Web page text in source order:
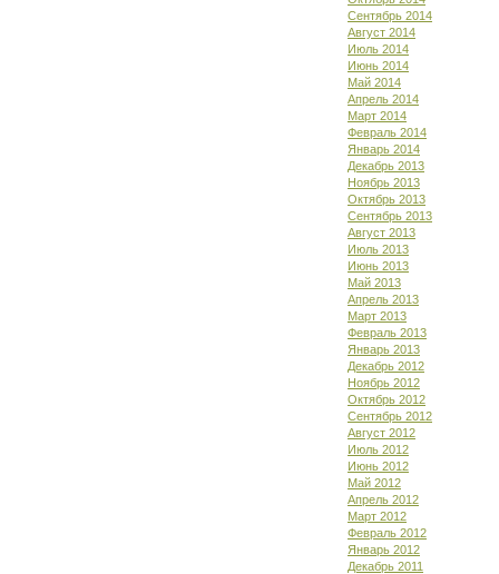
Сентябрь 2014
Август 2014
Июль 2014
Июнь 2014
Май 2014
Апрель 2014
Март 2014
Февраль 2014
Январь 2014
Декабрь 2013
Ноябрь 2013
Октябрь 2013
Сентябрь 2013
Август 2013
Июль 2013
Июнь 2013
Май 2013
Апрель 2013
Март 2013
Февраль 2013
Январь 2013
Декабрь 2012
Ноябрь 2012
Октябрь 2012
Сентябрь 2012
Август 2012
Июль 2012
Июнь 2012
Май 2012
Апрель 2012
Март 2012
Февраль 2012
Январь 2012
Декабрь 2011